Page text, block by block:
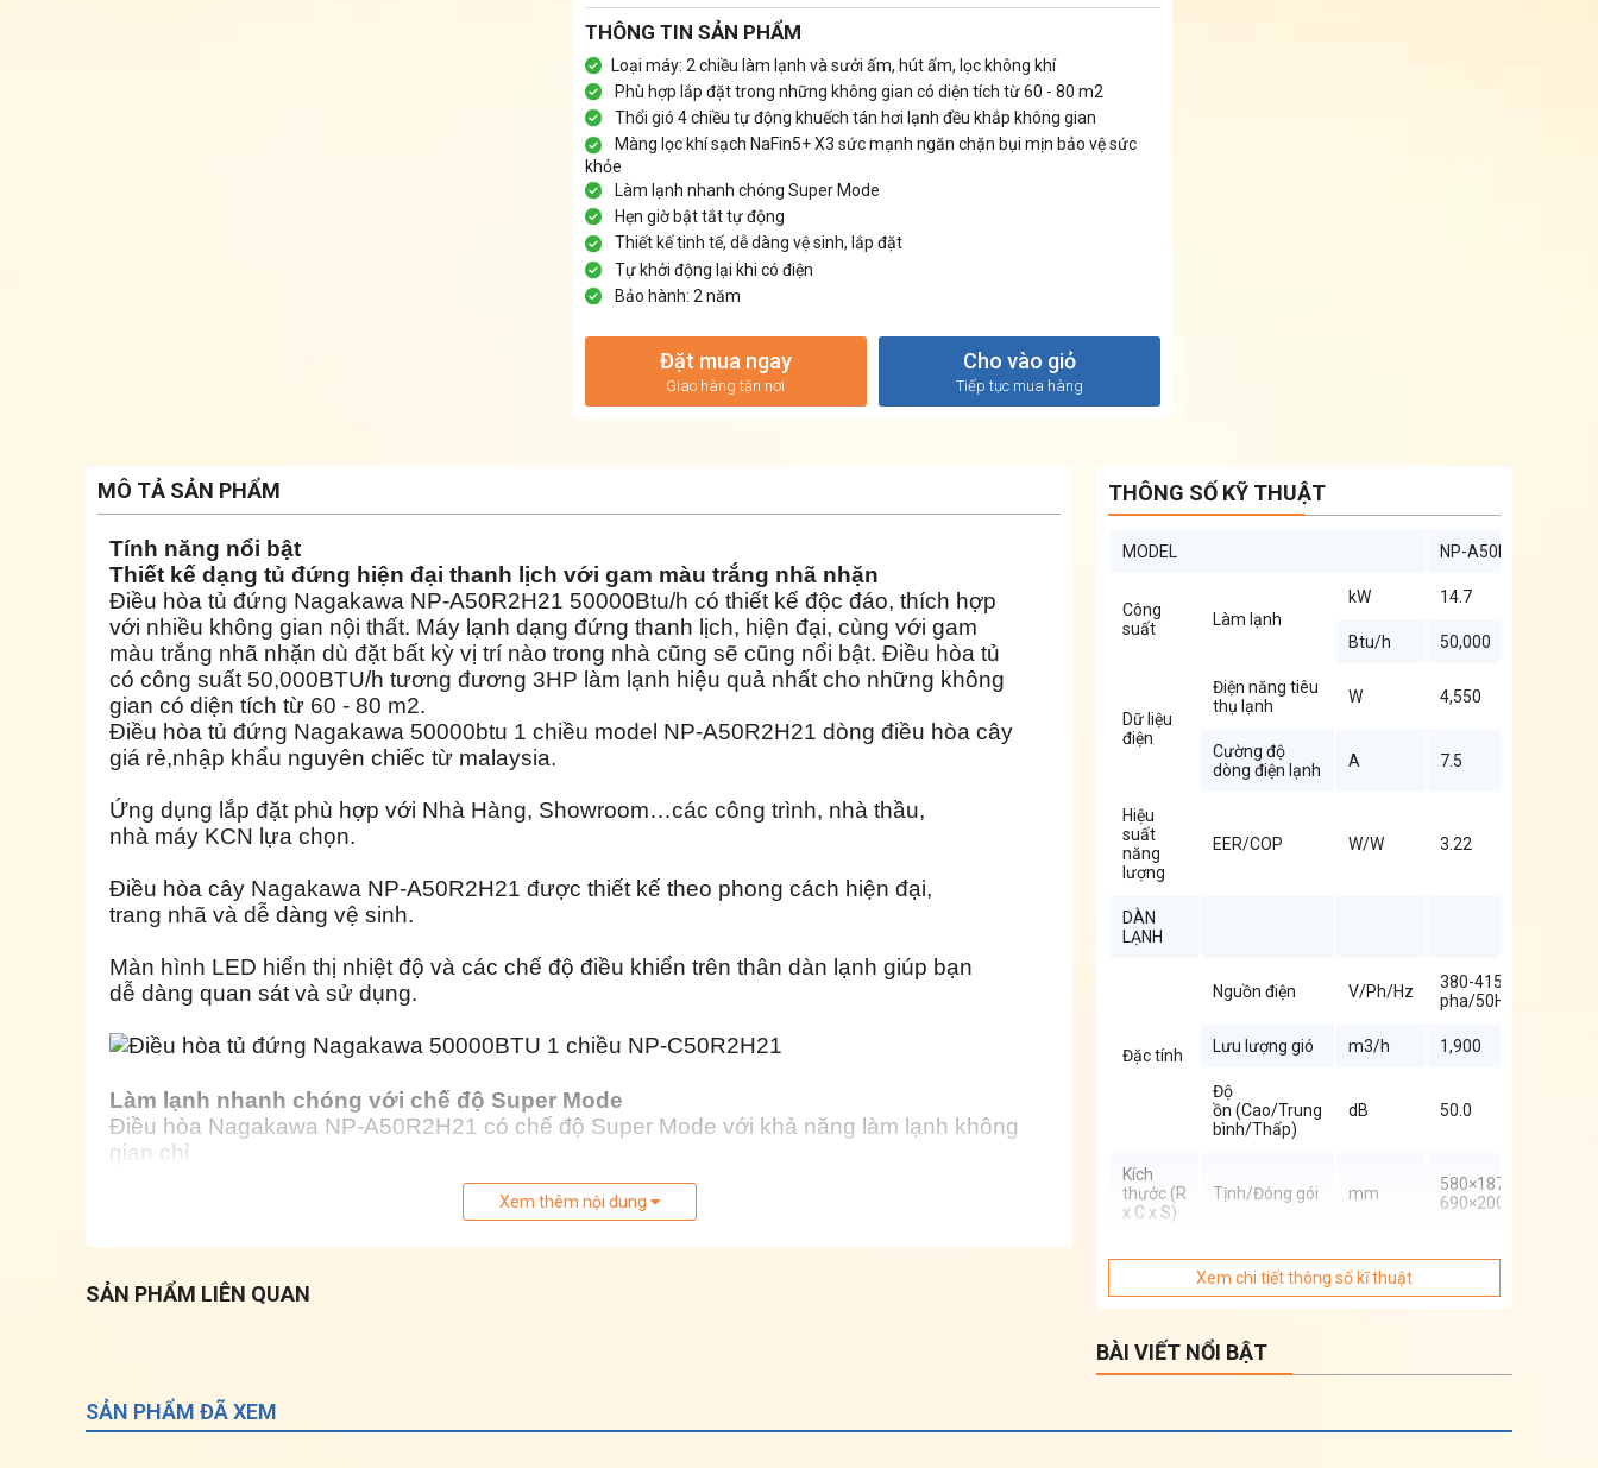
THÔNG TIN SẢN PHẨM
Loại máy: 2 chiều làm lạnh và sưởi ấm, hút ẩm, lọc không khí
Phù hợp lắp đặt trong những không gian có diện tích từ 60 - 80 m2
Thổi gió 4 chiều tự động khuếch tán hơi lạnh đều khắp không gian
Màng lọc khí sạch NaFin5+ X3 sức mạnh ngăn chặn bụi mịn bảo vệ sức
khỏe
Làm lạnh nhanh chóng Super Mode
Hẹn giờ bật tắt tự động
Thiết kế tinh tế, dễ dàng vệ sinh, lắp đặt
Tự khởi động lại khi có điện
Bảo hành: 2 năm
Đặt mua ngay
Giao hàng tận nơi
Cho vào giỏ
Tiếp tục mua hàng
MÔ TẢ SẢN PHẨM
Tính năng nổi bật
Thiết kế dạng tủ đứng hiện đại thanh lịch với gam màu trắng nhã nhặn
Điều hòa tủ đứng Nagakawa NP-A50R2H21 50000Btu/h có thiết kế độc đáo, thích hợp
với nhiều không gian nội thất. Máy lạnh dạng đứng thanh lịch, hiện đại, cùng với gam
màu trắng nhã nhặn dù đặt bất kỳ vị trí nào trong nhà cũng sẽ cũng nổi bật. Điều hòa tủ
có công suất 50,000BTU/h tương đương 3HP làm lạnh hiệu quả nhất cho những không
gian có diện tích từ 60 - 80 m2.
Điều hòa tủ đứng Nagakawa 50000btu 1 chiều model NP-A50R2H21 dòng điều hòa cây
giá rẻ,nhập khẩu nguyên chiếc từ malaysia.
Ứng dụng lắp đặt phù hợp với Nhà Hàng, Showroom…các công trình, nhà thầu,
nhà máy KCN lựa chọn.
Điều hòa cây Nagakawa NP-A50R2H21 được thiết kế theo phong cách hiện đại,
trang nhã và dễ dàng vệ sinh.
Màn hình LED hiển thị nhiệt độ và các chế độ điều khiển trên thân dàn lạnh giúp bạn
dễ dàng quan sát và sử dụng.
Làm lạnh nhanh chóng với chế độ Super Mode
Điều hòa Nagakawa NP-A50R2H21 có chế độ Super Mode với khả năng làm lạnh không
gian chỉ
trong chốc lát, ổn định và duy trì được nhiệt độ lý tưởng thích hợp nhất so với nhiệt độ
được cài đặt. Khi kích hoạt chế độ này, nhiệt độ sẽ được điều chỉnh ở mức lý tưởng là 18
Bảo vệ sức khỏe toàn diện với hệ thống lọc khí đa năng 5 trong 1
Lưới lọc bụi mịn đa lớp sẽ giúp loại bỏ và vô hiệu hóa các tác nhân gây hại và gây dị ứng
Hệ thống lọc không khí bằng công nghệ Nano
Xem thêm nội dung
SẢN PHẨM LIÊN QUAN
THÔNG SỐ KỸ THUẬT
MODEL NP-A50R2H21
Công
suất
Làm lạnh
kW 14.7
Btu/h 50,000
Dữ liệu
điện
Điện năng tiêu
thụ lạnh
W 4,550
Cường độ
dòng điện lạnh
A 7.5
Hiệu
suất
năng
lượng
EER/COP W/W 3.22
DÀN
LẠNH
Đặc tính
Nguồn điện V/Ph/Hz
380-415/3
pha/50Hz
Lưu lượng gió m3/h 1,900
Độ
ồn (Cao/Trung
bình/Thấp)
dB 50.0
Kích
thước (R
x C x S)
Tịnh/Đóng gói mm
580×1870×380
690×2000×480
Trọng
Tịnh/ Phủ bì kg
NÓNG
Xem chi tiết thông số kĩ thuật
BÀI VIẾT NỔI BẬT
SẢN PHẨM ĐÃ XEM